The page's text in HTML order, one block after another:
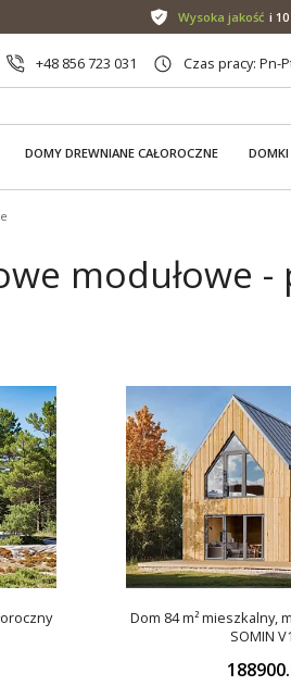
Wysoka jakość i
+48 856 723 031 Czas pracy: Pn-
DOMY DREWNIANE CAŁOROCZNE DOMKI
modułowe
Dom 84 m² mieszkalny,
SOMIN